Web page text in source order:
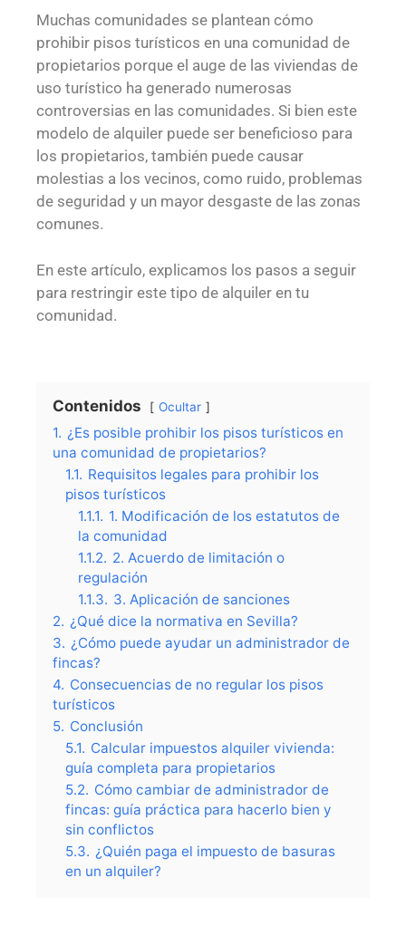
Muchas comunidades se plantean cómo
prohibir pisos turísticos en una comunidad de
propietarios porque el auge de las viviendas de
uso turístico ha generado numerosas
controversias en las comunidades. Si bien este
modelo de alquiler puede ser beneficioso para
los propietarios, también puede causar
molestias a los vecinos, como ruido, problemas
de seguridad y un mayor desgaste de las zonas
comunes.
En este artículo, explicamos los pasos a seguir
para restringir este tipo de alquiler en tu
comunidad.
Contenidos Ocultar
1. ¿Es posible prohibir los pisos turísticos en
una comunidad de propietarios?
1.1. Requisitos legales para prohibir los
pisos turísticos
1.1.1. 1. Modificación de los estatutos de
la comunidad
1.1.2. 2. Acuerdo de limitación o
regulación
1.1.3. 3. Aplicación de sanciones
2. ¿Qué dice la normativa en Sevilla?
3. ¿Cómo puede ayudar un administrador de
fincas?
4. Consecuencias de no regular los pisos
turísticos
5. Conclusión
5.1. Calcular impuestos alquiler vivienda:
guía completa para propietarios
5.2. Cómo cambiar de administrador de
fincas: guía práctica para hacerlo bien y
sin conflictos
5.3. ¿Quién paga el impuesto de basuras
en un alquiler?